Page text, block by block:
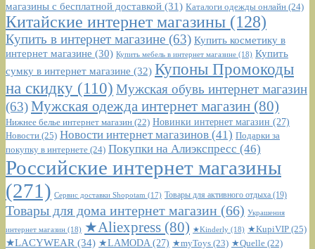
магазины с бесплатной доставкой (31) Каталоги одежды онлайн (24)
Китайские интернет магазины (128)
Купить в интернет магазине (63) Купить косметику в
интернет магазине (30) Купить мебель в интернет магазине (18) Купить
сумку в интернет магазине (32) Купоны Промокоды
на скидку (110) Мужская обувь интернет магазин
(63)Мужская одежда интернет магазин (80)
Нижнее белье интернет магазин (22) Новинки интернет магазин (27)
Новости (25) Новости интернет магазинов (41) Подарки за
покупку в интернете (24) Покупки на Алиэкспресс (46)
Российские интернет магазины
(271) Сервис доставки Shopotam (17) Товары для активного отдыха (19)
Товары для дома интернет магазин (66) Украшения
интернет магазин (18) ★Aliexpress (80) ★Kinderly (18) ★KupiVIP (25)
★LACYWEAR (34) ★LAMODA(27) ★myToys (23) ★Quelle (22)